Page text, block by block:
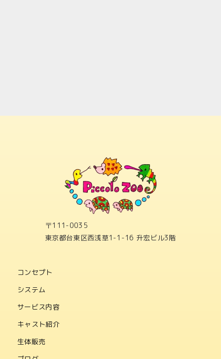
〒111-0035
東京都台東区西浅草1-1-16 升宏ビル3階
コンセプト
システム
サービス内容
キャスト紹介
生体販売